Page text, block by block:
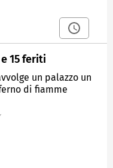
15 feriti
un palazzo un
di fiamme